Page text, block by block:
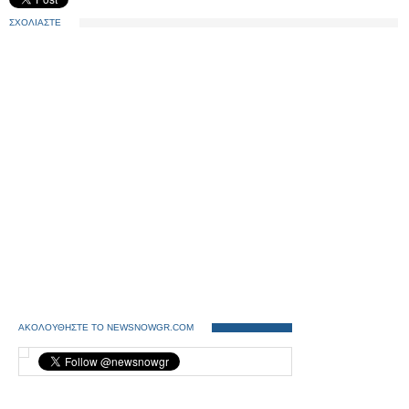
ΣΧΟΛΙΑΣΤΕ
ΑΚΟΛΟΥΘΗΣΤΕ ΤΟ NEWSNOWGR.COM